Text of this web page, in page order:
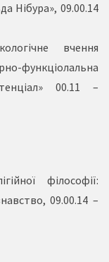
Нібура», 09.00.14
вчення
функціолальна
00.11 –
філософії:
09.00.14 –